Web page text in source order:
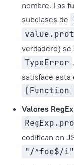
nombre. Las
subclases de
verdadero) se
TypeError
satisface esta
[Function
Valores
codifican en
"/^foo$/i"